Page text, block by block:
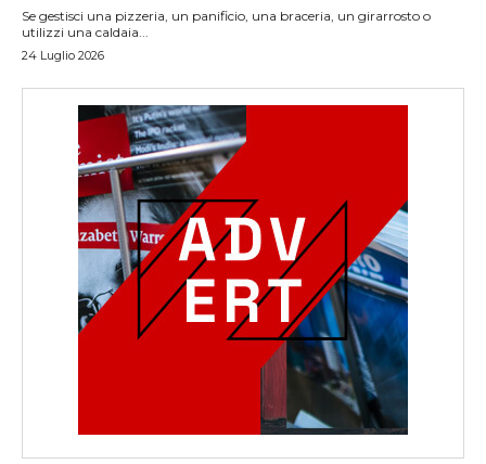
Se gestisci una pizzeria, un panificio, una braceria, un girarrosto o
utilizzi una caldaia...
24 Luglio 2026